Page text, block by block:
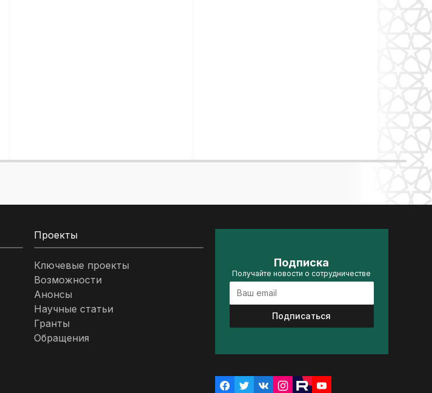
Проекты
Ключевые проекты
Возможности
Анонсы
Научные статьи
Гранты
Обращения
Подписка
Получайте новости о сотрудничестве
Подписаться